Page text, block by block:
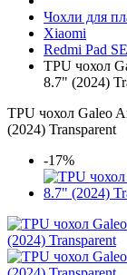
Чохли для
Xiaomi
Redmi Pad
TPU чохол
8.7" (2024)
TPU чохол Galeo
(2024) Transparent
-17%